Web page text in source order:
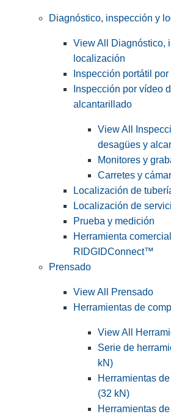
Diagnóstico, inspección y
View All Diagnóstico,
localización
Inspección portátil
Inspección por vídeo
alcantarillado
View All
desagües y
Monitores y
Carretes y
Localización de
Localización de
Prueba y medición
Herramienta
RIDGIDConnect™
Prensado
View All Prensado
Herramientas de
View All
Serie de
kN)
Herramientas
(32 kN)
Herramientas